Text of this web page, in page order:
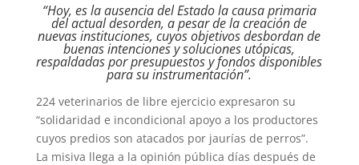
“Hoy, es la ausencia del Estado la causa primaria
del actual desorden, a pesar de la creación de
nuevas instituciones, cuyos objetivos desbordan de
buenas intenciones y soluciones utópicas,
respaldadas por presupuestos y fondos disponibles
para su instrumentación”.
224 veterinarios de libre ejercicio expresaron su
“solidaridad e incondicional apoyo a los productores
cuyos predios son atacados por jaurías de perros”.
La misiva llega a la opinión pública días después de